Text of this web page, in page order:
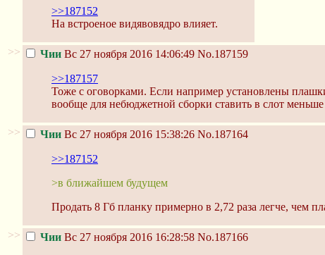
>>187152
На встроеное видявовядро влияет.
>> Чии Вс 27 ноября 2016 14:06:49 No.187159
>>187157
Тоже с оговорками. Если например установлены
вообще для небюджетной сборки ставить в слот
>> Чии Вс 27 ноября 2016 15:38:26 No.187164
>>187152
>в ближайшем будущем
Продать 8 Гб планку примерно в 2,72 раза легче, чем
>> Чии Вс 27 ноября 2016 16:28:58 No.187166